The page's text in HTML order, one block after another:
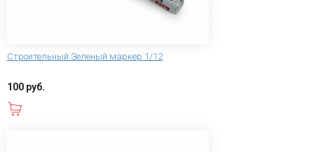
Строительный Зеленый маркер 1/12
100 руб.